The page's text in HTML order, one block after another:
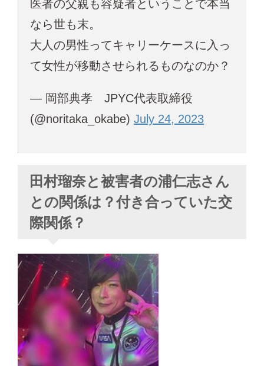
医者の父親も容疑者ということで本当
なら世も末。
大人の男性ってキャリーケースに入っ
て女性が移動させられるものなのか？
— 岡部典孝 JPYC代表取締役
(@noritaka_okabe) July 24, 2023
田村瑠奈と被害者の浦仁志さん
との関係は？付き合っていた交
際関係？